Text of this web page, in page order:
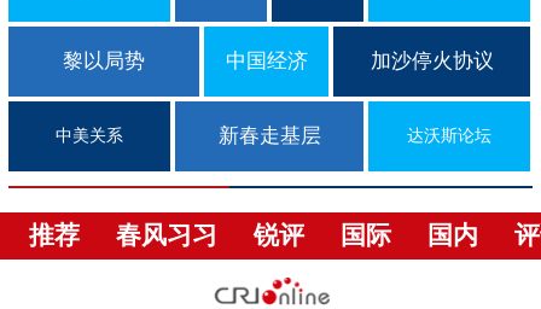
黎以局势 中国经济 加沙停火协议
中美关系 新春走基层 达沃斯论坛
推荐 春风习习 锐评 国际 国内